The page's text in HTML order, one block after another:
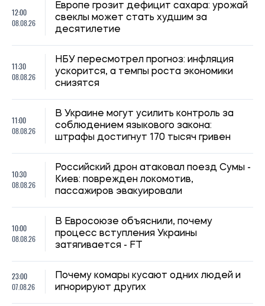
12:00
08.08.26
Европе грозит дефицит сахара: урожай
свеклы может стать худшим за
десятилетие
11:30
08.08.26
НБУ пересмотрел прогноз: инфляция
ускорится, а темпы роста экономики
снизятся
11:00
08.08.26
В Украине могут усилить контроль за
соблюдением языкового закона:
штрафы достигнут 170 тысяч гривен
10:30
08.08.26
Российский дрон атаковал поезд Сумы -
Киев: поврежден локомотив,
пассажиров эвакуировали
10:00
08.08.26
В Евросоюзе объяснили, почему
процесс вступления Украины
затягивается - FT
23:00
07.08.26
Почему комары кусают одних людей и
игнорируют других